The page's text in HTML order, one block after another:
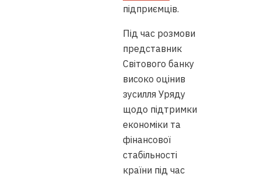
підприємців.
Під час розмови
представник
Світового банку
високо оцінив
зусилля Уряду
щодо підтримки
економіки та
фінансової
стабільності
країни під час